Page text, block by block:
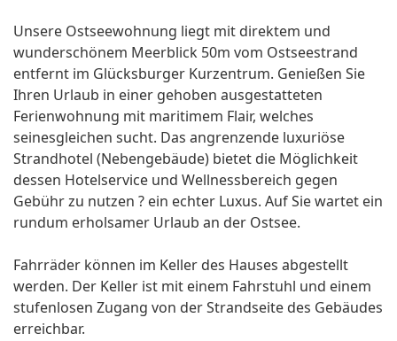
Unsere Ostseewohnung liegt mit direktem und
wunderschönem Meerblick 50m vom Ostseestrand
entfernt im Glücksburger Kurzentrum. Genießen Sie
Ihren Urlaub in einer gehoben ausgestatteten
Ferienwohnung mit maritimem Flair, welches
seinesgleichen sucht. Das angrenzende luxuriöse
Strandhotel (Nebengebäude) bietet die Möglichkeit
dessen Hotelservice und Wellnessbereich gegen
Gebühr zu nutzen ? ein echter Luxus. Auf Sie wartet ein
rundum erholsamer Urlaub an der Ostsee.
Fahrräder können im Keller des Hauses abgestellt
werden. Der Keller ist mit einem Fahrstuhl und einem
stufenlosen Zugang von der Strandseite des Gebäudes
erreichbar.